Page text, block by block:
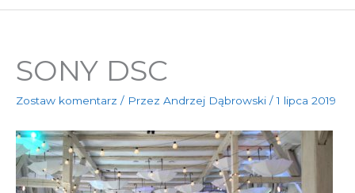
SONY DSC
Zostaw komentarz / Przez Andrzej Dąbrowski /1 lipca 2019